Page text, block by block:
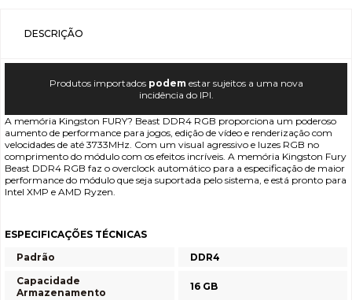
DESCRIÇÃO
Produtos importados podemestar sujeitos a uma nova
incidência do IPI.
A memória Kingston FURY? Beast DDR4 RGB proporciona um poderoso
aumento de performance para jogos, edição de vídeo e renderização com
velocidades de até 3733MHz. Com um visual agressivo e luzes RGB no
comprimento do módulo com os efeitos incríveis. A memória Kingston Fury
Beast DDR4 RGB faz o overclock automático para a especificação de maior
performance do módulo que seja suportada pelo sistema, e está pronto para
Intel XMP e AMD Ryzen.
ESPECIFICAÇÕES TÉCNICAS
Padrão
DDR4
Capacidade
Armazenamento
16 GB